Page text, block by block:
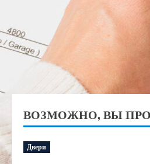
ВОЗМОЖНО, ВЫ
Двери